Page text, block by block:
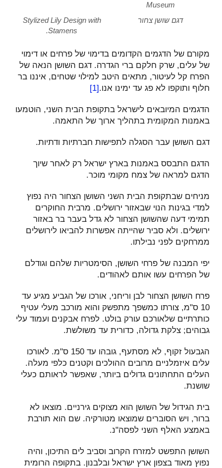
Museum
דגם שושן צחור
Stylized Lily Design with
Stamens.
מקורם של הדגמים הקדומים בדימוי של פרחים או דימוי
של עלים, שרק חלקם ברי הגדרה. דגם השושן הנאה של
הפרח קל לעיטור, מתאים היטב למילוי שטחים, איננו בר
חלוף ותוקפו לא פג עד ימינו אנו.[1]
הדגמים המיובאים לישראל בתקופת הבית השני, הוטמעו
באמנות המקומית בתהליך ארוך של התאמה.
דגם השושן עבר הסגלה לתפישות חברתיות ודתיות.
הדגם התבסס באמנות בארץ ישראל רק לאחר שיוך
הדגם למראה של צמח מקומי מוכר.
מניחים שבתקופת הבית השני השושן הצחור היה נפוץ
למדי בגינות הנוי שבאזור ירושלים. מרבית החוקרים
תמימי דעה שהשושן הצחור לא גדל בעבר בר באזור
ירושלים. ולא סביר שהייתה אפשרות להביאו לירושלים
ממרחקים לפני נבילתו.
יפי המבנה של פרחי השושן, הסימטריות שלהם וגודלם
של הפרחים עשו אותם לאהודים.
פרח השושן הצחור לבן וריחני, אורכו של הגביע מגיע עד
10 ס"מ, צורתו כמשפך מתפשק והוא מורכב מעלי עטיף
כותרתיים שלאורכם עורק בולט. לפרח אבקנים ועמוד עלי
גבוהים; צלקת גדולה, כדורית עד משולשת.
הגבעול זקוף, לא מסתעף, גובהו עד 150 ס"מ. לאורכו
עלים איזמלניים מרובים ההולכים וקטנים כלפי מעלה.
העלים התחתונים גדולים ביותר, שאפשר לראותם כעלי
שושנת.
בית הגידול של השושן הוא מצוקים גירניים. מוצאו לא
ברור, ויש הסוברים שמוצאו מטורקיה. שם הוא תורבת
באמצע האלף השני לפסה"נ.
השושן התפשט למזרח הקרוב וסביב לים התיכון, והיה
נפוץ מאוד בצפון ארץ ישראל ובלבנון. בתקופה הרומית